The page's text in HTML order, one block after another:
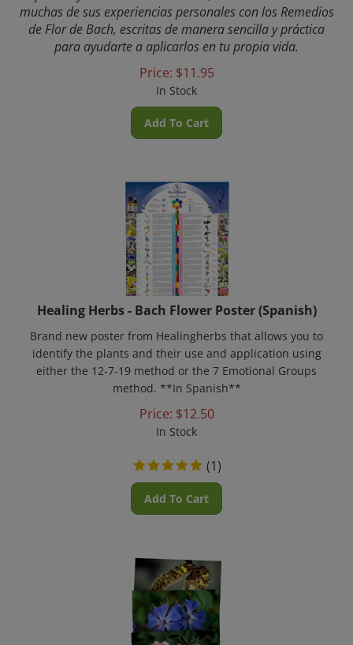
de Flor de Bach, escritas de manera sencilla y práctica
para ayudarte a aplicarlos en tu propia vida.
Price:
In Stock
Healing Herbs - Bach Flower Poster (Spanish)
identify the plants and their use and application using
either the 12-7-19 method or the 7 Emotional Groups
method. **In Spanish**
Price:
In Stock